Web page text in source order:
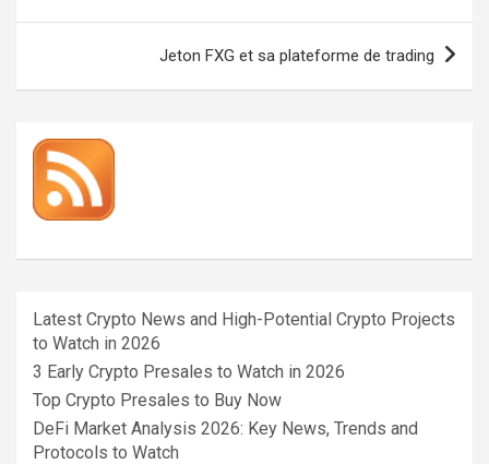
l’article
Jeton FXG et sa plateforme de trading
Latest Crypto News and High-Potential Crypto Projects
to Watch in 2026
3 Early Crypto Presales to Watch in 2026
Top Crypto Presales to Buy Now
DeFi Market Analysis 2026: Key News, Trends and
Protocols to Watch